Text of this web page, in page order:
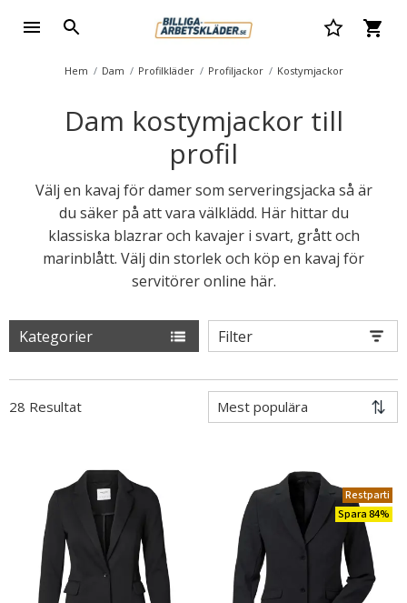
Hem Dam Profilkläder Profiljackor Kostymjackor
Dam kostymjackor till
profil
Välj en kavaj för damer som serveringsjacka så är
du säker på att vara välklädd. Här hittar du
klassiska blazrar och kavajer i svart, grått och
marinblått. Välj din storlek och köp en kavaj för
servitörer online här.
Kategorier Filter
28 Resultat
Restparti
Spara 84%